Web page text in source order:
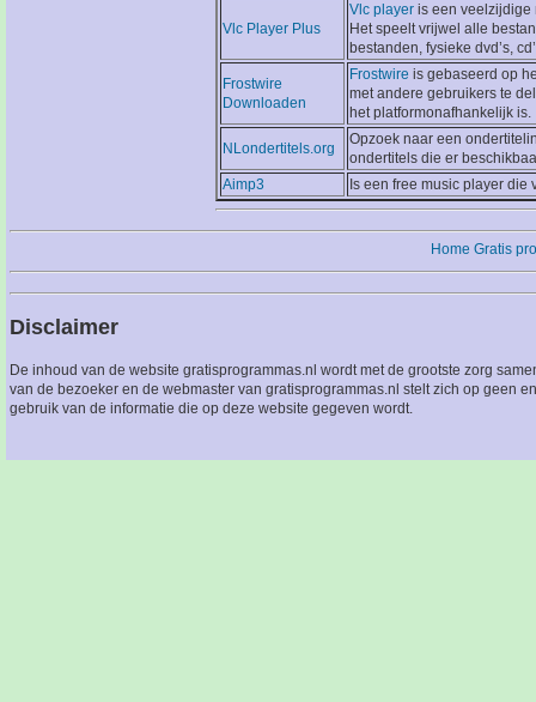
Vlc Player Plus
Vlc player is een veelzijdige
Het speelt vrijwel alle
bestanden, fysieke dvd’s,
Frostwire
Downloaden
Frostwire is gebaseerd op
met andere gebruikers te
het platformonafhankelijk is.
NLondertitels.org
Opzoek naar een
ondertitels die er
Aimp3
Is een free music player
Home Gratis
Disclaimer
De inhoud van de website gratisprogrammas.nl wordt met de grootste zorg
van de bezoeker en de webmaster van gratisprogrammas.nl stelt zich op geen
gebruik van de informatie die op deze website gegeven wordt.